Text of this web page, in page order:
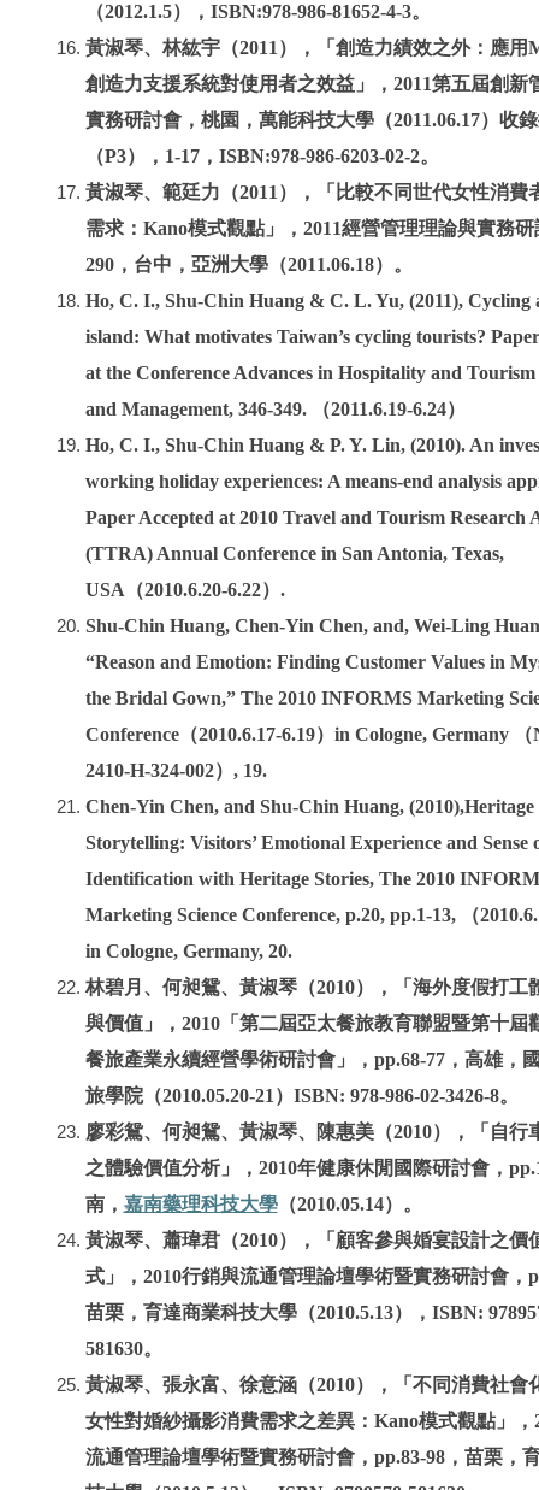
（2012.1.5），ISBN:978-986-81652-4-3。
黃淑琴、林紘宇（2011），「創造力績效之外：應用
創造力支援系統對使用者之效益」，2011第五屆創新
實務研討會，桃園，萬能科技大學（2011.06.17）收
（P3），1-17，ISBN:978-986-6203-02-2。
黃淑琴、範廷力（2011），「比較不同世代女性消費
需求：Kano模式觀點」，2011經營管理理論與實務研
290，台中，亞洲大學（2011.06.18）。
Ho, C. I., Shu-Chin Huang & C. L. Yu, (2011), Cycling
island: What motivates Taiwan’s cycling tourists?
at the Conference Advances in Hospitality and
and Management, 346-349. （2011.6.19-6.24）
Ho, C. I., Shu-Chin Huang & P. Y. Lin, (2010). An
working holiday experiences: A means-end analysis
Paper Accepted at 2010 Travel and Tourism Research
(TTRA) Annual Conference in San Antonia, Texas,
USA（2010.6.20-6.22）.
Shu-Chin Huang, Chen-Yin Chen, and, Wei-Ling
“Reason and Emotion: Finding Customer Values in
the Bridal Gown,” The 2010 INFORMS Marketing
Conference（2010.6.17-6.19）in Cologne, Germany （
2410-H-324-002）, 19.
Chen-Yin Chen, and Shu-Chin Huang, (2010),Heritage
Storytelling: Visitors’ Emotional Experience and Sense
Identification with Heritage Stories, The 2010
Marketing Science Conference, p.20, pp.1-13, （
in Cologne, Germany, 20.
林碧月、何昶鴛、黃淑琴（2010），「海外度假打工
與價值」，2010「第二屆亞太餐旅教育聯盟暨第十屆
餐旅產業永續經營學術研討會」，pp.68-77，高雄，
旅學院（2010.05.20-21）ISBN: 978-986-02-3426-8。
廖彩鴛、何昶鴛、黃淑琴、陳惠美（2010），「自行
之體驗價值分析」，2010年健康休閒國際研討會，
南， 嘉南藥理科技大學（2010.05.14）。
黃淑琴、蕭瑋君（2010），「顧客參與婚宴設計之價
式」，2010行銷與流通管理論壇學術暨實務研討會，
苗栗，育達商業科技大學（2010.5.13），ISBN:
581630。
黃淑琴、張永富、徐意涵（2010），「不同消費社會
女性對婚紗攝影消費需求之差異：Kano模式觀點」，
流通管理論壇學術暨實務研討會，pp.83-98，苗栗，